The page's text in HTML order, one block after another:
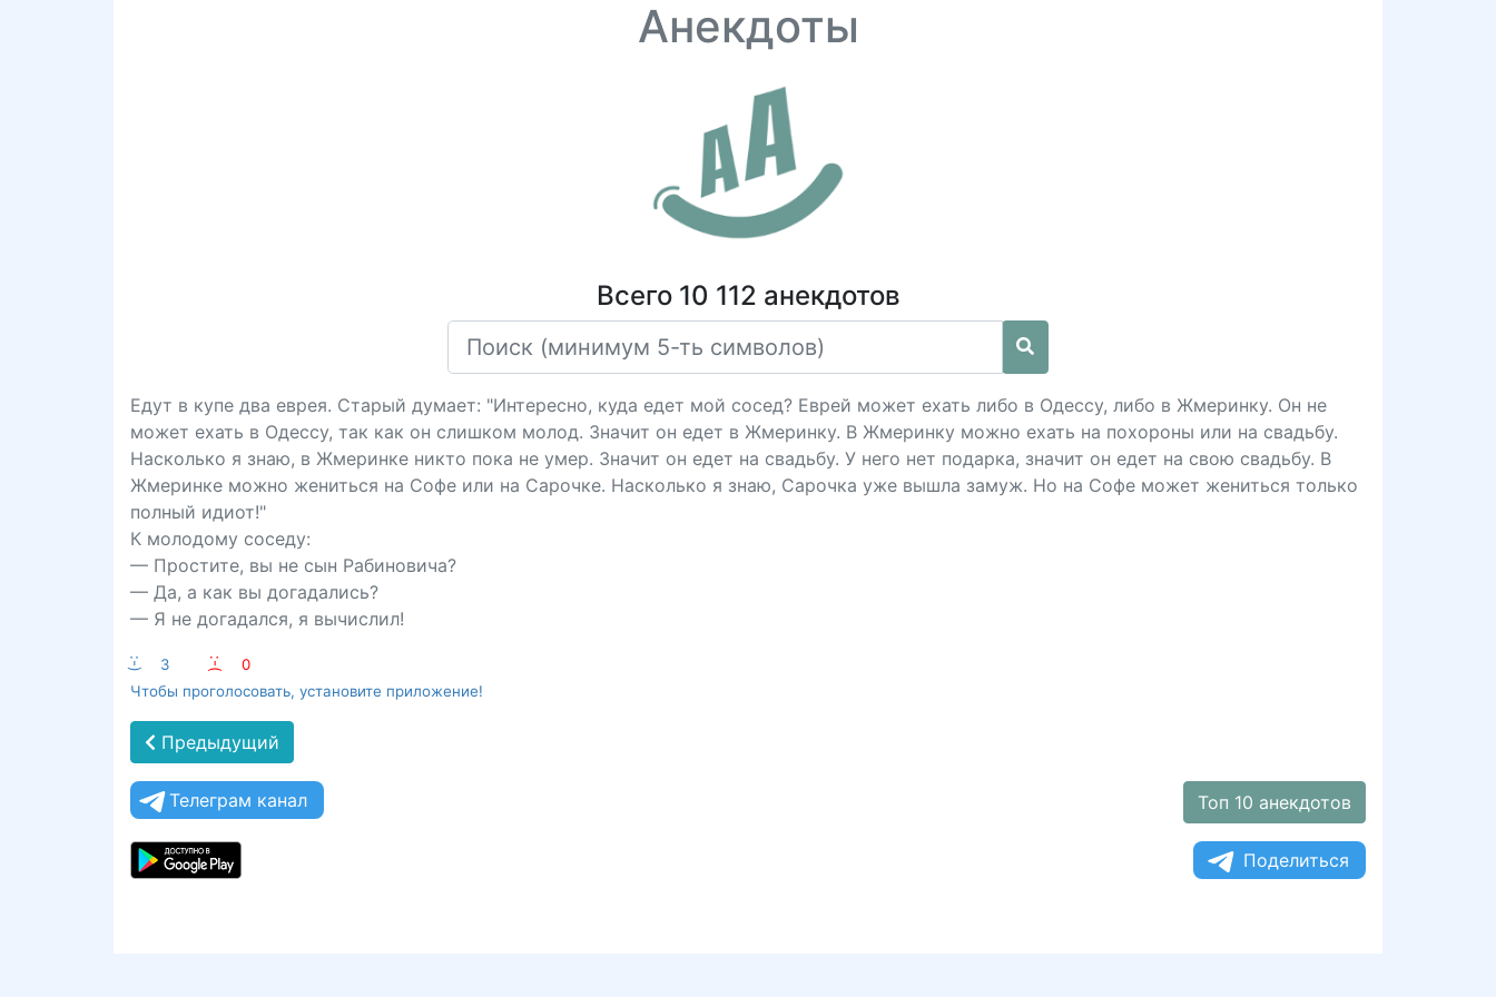
Анекдоты
Всего 10 112 анекдотов
Едут в купе два еврея. Старый думает: "Интересно, куда едет мой сосед? Еврей может ехать либо в Одессу, либо в Жмеринку. Он не
может ехать в Одессу, так как он слишком молод. Значит он едет в Жмеринку. В Жмеринку можно ехать на похороны или на свадьбу.
Насколько я знаю, в Жмеринке никто пока не умер. Значит он едет на свадьбу. У него нет подарка, значит он едет на свою свадьбу. В
Жмеринке можно жениться на Софе или на Сарочке. Насколько я знаю, Сарочка уже вышла замуж. Но на Софе может жениться только
полный идиот!"
К молодому соседу:
— Простите, вы не сын Рабиновича?
— Да, а как вы догадались?
— Я не догадался, я вычислил!
:-) 3 :-(
0
Чтобы проголосовать, установите приложение!
Предыдущий
Телеграм канал Топ 10 анекдотов
Поделиться